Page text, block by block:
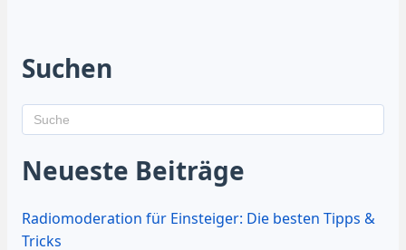
Suchen
Neueste Beiträge
Radiomoderation für Einsteiger: Die besten Tipps &
Tricks